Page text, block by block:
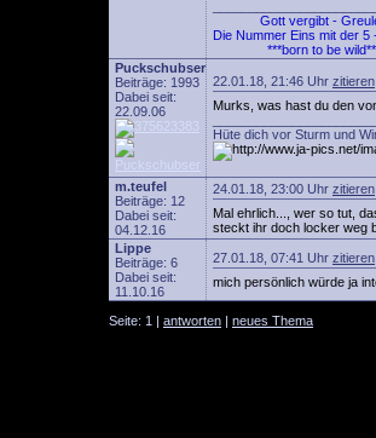
Gott vergibt -
Die Nummer Eins mit der 5
***born to be
Puckschubser
Beiträge: 1993
Dabei seit:
22.09.06
22.01.18, 21:46 Uhr zitieren
Murks, was hast du den
Hüte dich vor Sturm und
m.teufel
Beiträge: 12
Dabei seit:
04.12.16
24.01.18, 23:00 Uhr zitieren
Mal ehrlich..., wer so tut,
steckt ihr doch locker weg
Lippe
Beiträge: 6
Dabei seit:
11.10.16
27.01.18, 07:41 Uhr zitieren
mich persönlich würde ja
Seite: 1 | antworten | neues Thema